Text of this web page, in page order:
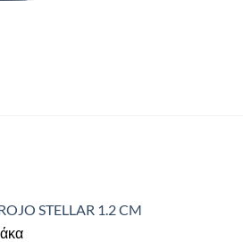
STELLAR 1.2 CM